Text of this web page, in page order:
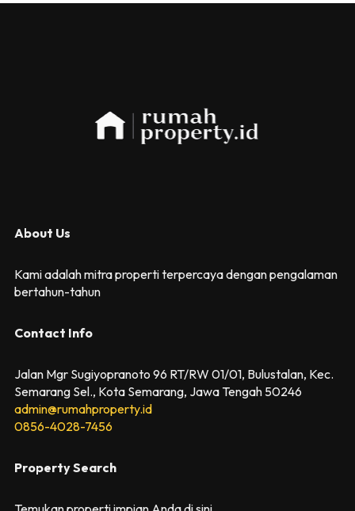
About Us
Kami adalah mitra properti terpercaya dengan pengalaman
bertahun-tahun
Contact Info
Jalan Mgr Sugiyopranoto 96 RT/RW 01/01, Bulustalan, Kec.
Semarang Sel., Kota Semarang, Jawa Tengah 50246
admin@rumahproperty.id
0856-4028-7456
Property Search